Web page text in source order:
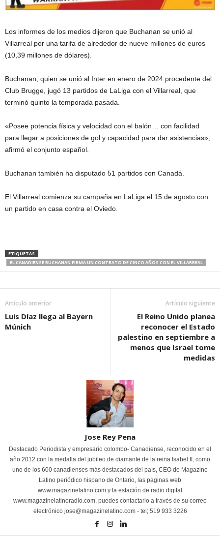
Los informes de los medios dijeron que Buchanan se unió al
Villarreal por una tarifa de alrededor de nueve millones de euros
(10,39 millones de dólares).
Buchanan, quien se unió al Inter en enero de 2024 procedente del
Club Brugge, jugó 13 partidos de LaLiga con el Villarreal, que
terminó quinto la temporada pasada.
«Posee potencia física y velocidad con el balón… con facilidad
para llegar a posiciones de gol y capacidad para dar asistencias»,
afirmó el conjunto español.
Buchanan también ha disputado 51 partidos con Canadá.
El Villarreal comienza su campaña en LaLiga el 15 de agosto con
un partido en casa contra el Oviedo.
ETIQUETAS
EL CANADIENSE BUCHANAN FIRMA UN CONTRATO DE CINCO AÑOS CON EL VILLARREAL
Artículo anterior
Luis Díaz llega al Bayern
Múnich
Artículo siguiente
El Reino Unido planea
reconocer el Estado
palestino en septiembre a
menos que Israel tome
medidas
Jose Rey Pena
Destacado Periodista y empresario colombo- Canadiense, reconocido en el
año 2012 con la medalla del jubileo de diamante de la reina Isabel II, como
uno de los 600 canadienses más destacados del país, CEO de Magazine
Latino periódico hispano de Ontario, las paginas web
www.magazinelatino.com y la estación de radio digital
www.magazinelatinoradio.com, puedes contactarlo a través de su correo
electrónico jose@magazinelatino.com - tel; 519 933 3226